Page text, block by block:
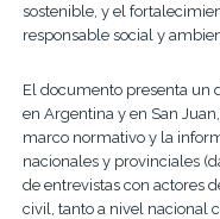
sostenible, y el
responsable social y
El documento presenta un
en Argentina y en San
marco normativo y la
nacionales y provinciales
de entrevistas con actores
civil, tanto a nivel nacional